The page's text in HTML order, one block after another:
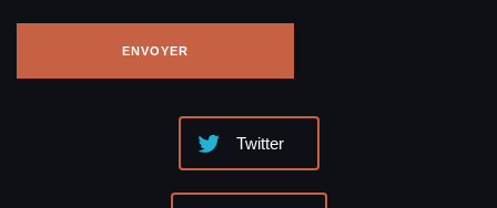
Twitter